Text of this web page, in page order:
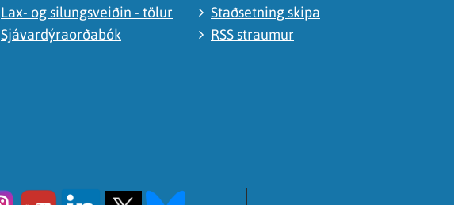
Lax- og silungsveiðin - tölur
Sjávardýraorðabók
Staðsetning skipa
RSS straumur